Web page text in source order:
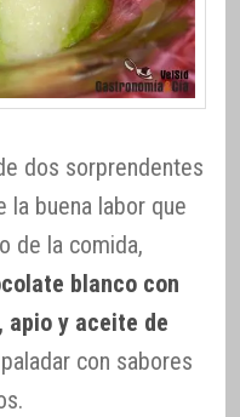
dos sorprendentes
la buena labor que
de la comida,
blanco con
apio y aceite de
con sabores